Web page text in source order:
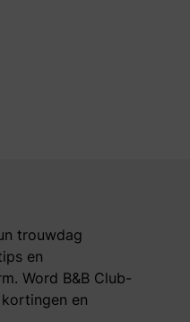
trouwdag
en
Word B&B Club-
en